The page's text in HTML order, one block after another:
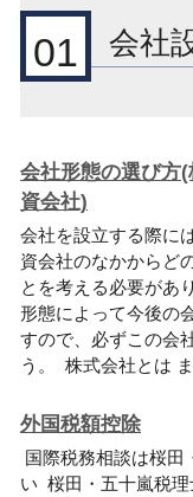
01 会社
会社形態の選び方
資会社)
会社を設立する際に
資会社のなかからど
とを考える必要があ
形態によって今後の
すので、必ずこの会
う。 株式会社とは
外国税額控除
国際税務相談は桜田
い 桜田・五十嵐税理